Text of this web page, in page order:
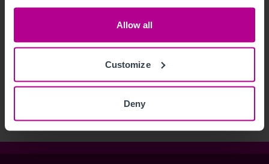
Allow all
Customize
Deny
Mercado de Hostels - Península Ibérica
Inversión y desarrollo